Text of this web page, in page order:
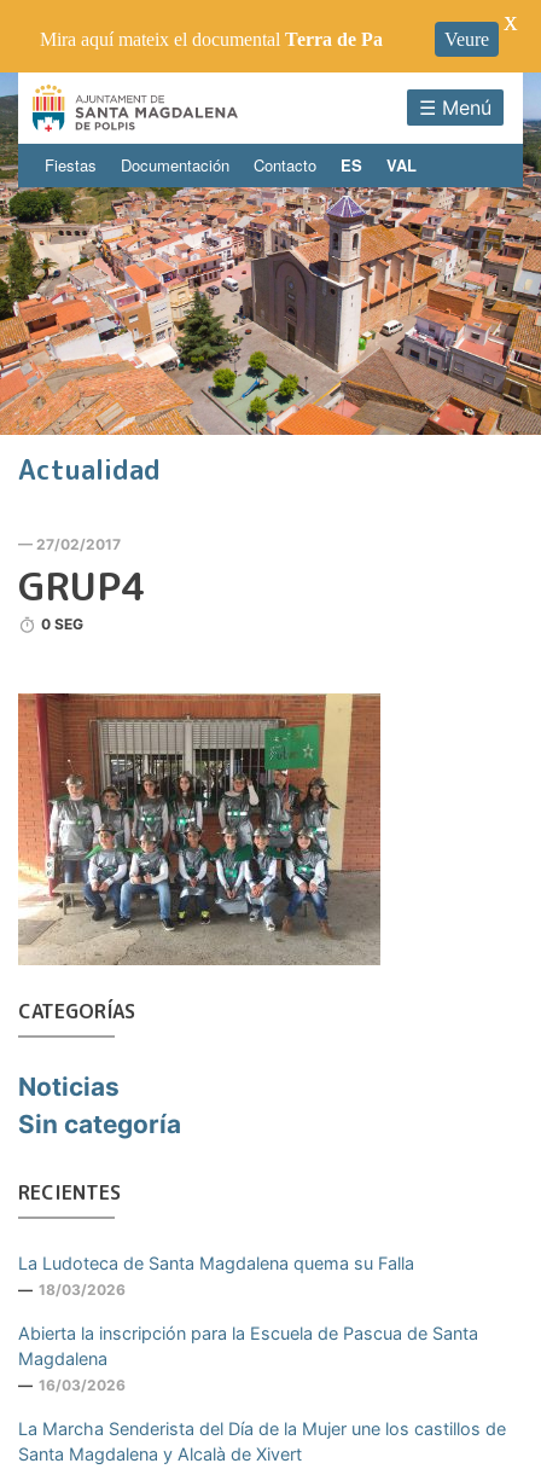
☰ Menú
Fiestas Documentación Contacto ES VAL
Actualidad
— 27/02/2017
GRUP4
0 SEG
CATEGORÍAS
Noticias
Sin categoría
RECIENTES
La Ludoteca de Santa Magdalena quema su Falla
18/03/2026
Abierta la inscripción para la Escuela de Pascua de Santa
Magdalena
16/03/2026
La Marcha Senderista del Día de la Mujer une los castillos de
Santa Magdalena y Alcalà de Xivert
Mira aquí mateix el documental Terra de Pa Veure
X